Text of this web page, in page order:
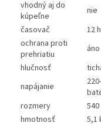
vhodný aj do
kúpeľne
nie
časovač
12
ochrana proti
prehriatiu
áno
hlučnosť
napájanie
rozmery
540
hmotnosť
5,1